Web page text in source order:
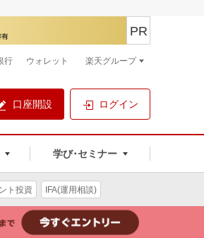
口座開設 ログイン
学び･セミナー
PR
行 ウォレット 楽天グループ
ト投資 IFA(運用相談)